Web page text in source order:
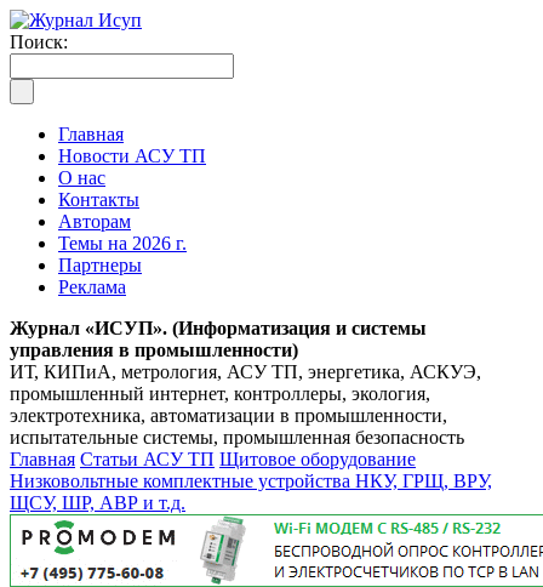
Поиск:
Главная
Новости АСУ ТП
О нас
Контакты
Авторам
Темы на 2026 г.
Партнеры
Реклама
Журнал «ИСУП». (Информатизация и системы
управления в промышленности)
ИТ, КИПиА, метрология, АСУ ТП, энергетика, АСКУЭ,
промышленный интернет, контроллеры, экология,
электротехника, автоматизации в промышленности,
испытательные системы, промышленная безопасность
Главная Статьи АСУ ТП Щитовое оборудование
Низковольтные комплектные устройства НКУ, ГРЩ, ВРУ,
ЩСУ, ШР, АВР и т.д.